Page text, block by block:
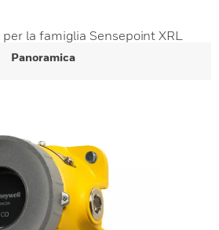
la famiglia Sensepoint XRL
Panoramica